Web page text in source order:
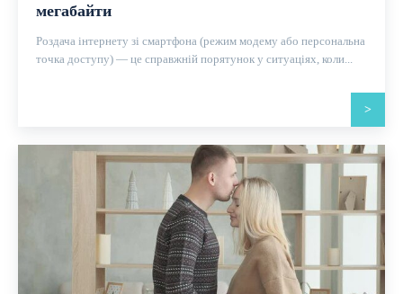
мегабайти
Роздача інтернету зі смартфона (режим модему або персональна
точка доступу) — це справжній порятунок у ситуаціях, коли...
>